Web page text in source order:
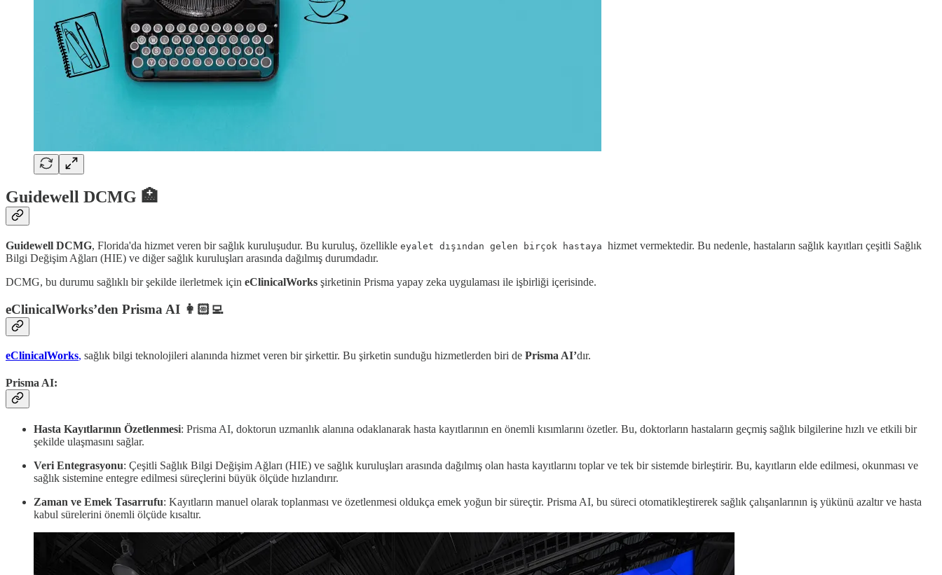
Guidewell DCMG 🏥
Guidewell DCMG, Florida'da hizmet veren bir sağlık kuruluşudur. Bu kuruluş, özellikle eyalet dışından gelen birçok hastaya hizmet vermektedir. Bu nedenle, hastaların sağlık kayıtları çeşitli Sağlık
Bilgi Değişim Ağları (HIE) ve diğer sağlık kuruluşları arasında dağılmış durumdadır.
DCMG, bu durumu sağlıklı bir şekilde ilerletmek için eClinicalWorks şirketinin Prisma yapay zeka uygulaması ile işbirliği içerisinde.
eClinicalWorks’den Prisma AI 👩🏻‍💻
eClinicalWorks, sağlık bilgi teknolojileri alanında hizmet veren bir şirkettir. Bu şirketin sunduğu hizmetlerden biri de Prisma AI’dır.
Prisma AI:
Hasta Kayıtlarının Özetlenmesi: Prisma AI, doktorun uzmanlık alanına odaklanarak hasta kayıtlarının en önemli kısımlarını özetler. Bu, doktorların hastaların geçmiş sağlık bilgilerine hızlı ve etkili bir
şekilde ulaşmasını sağlar.
Veri Entegrasyonu: Çeşitli Sağlık Bilgi Değişim Ağları (HIE) ve sağlık kuruluşları arasında dağılmış olan hasta kayıtlarını toplar ve tek bir sistemde birleştirir. Bu, kayıtların elde edilmesi, okunması ve
sağlık sistemine entegre edilmesi süreçlerini büyük ölçüde hızlandırır.
Zaman ve Emek Tasarrufu: Kayıtların manuel olarak toplanması ve özetlenmesi oldukça emek yoğun bir süreçtir. Prisma AI, bu süreci otomatikleştirerek sağlık çalışanlarının iş yükünü azaltır ve hasta
kabul sürelerini önemli ölçüde kısaltır.